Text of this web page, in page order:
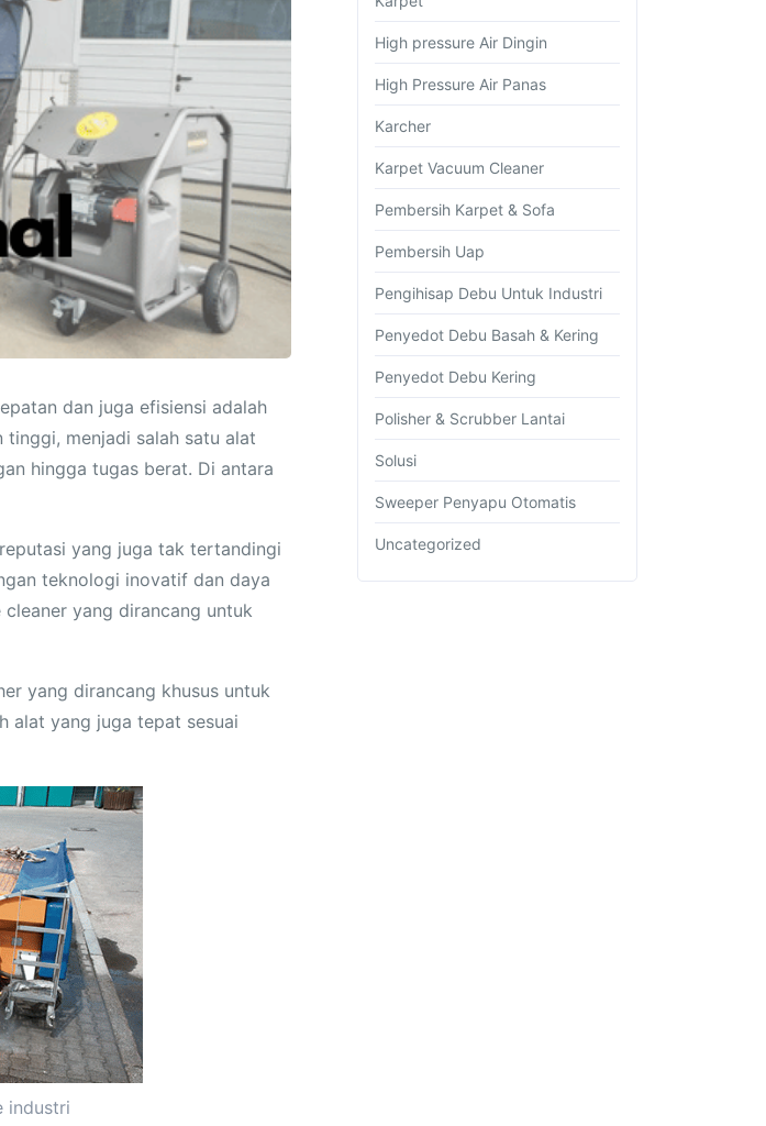
dan juga efisiensi adalah
tinggi, menjadi salah satu alat
hingga tugas berat. Di antara
yang juga tak tertandingi
teknologi inovatif dan daya
yang dirancang untuk
yang dirancang khusus untuk
alat yang juga tepat sesuai
industri
High pressure Air Dingin
High Pressure Air Panas
Karcher
Karpet Vacuum Cleaner
Pembersih Karpet & Sofa
Pembersih Uap
Pengihisap Debu Untuk Industri
Penyedot Debu Basah & Kering
Penyedot Debu Kering
Polisher & Scrubber Lantai
Solusi
Sweeper Penyapu Otomatis
Uncategorized